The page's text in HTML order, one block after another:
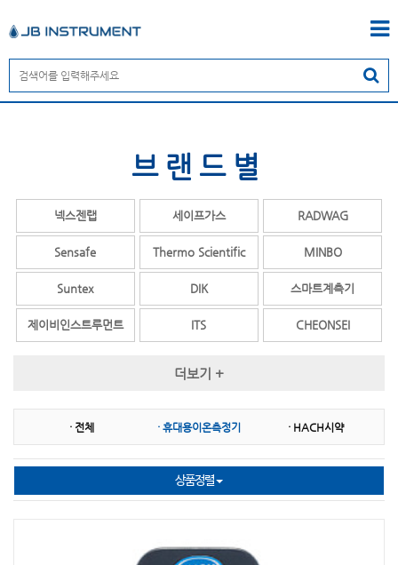
브랜드별
넥스젠랩 세이프가스 RADWAG
Sensafe Thermo Scientific MINBO
Suntex DIK 스마트계측기
제이비인스트루먼트 ITS CHEONSEI
TOA DKK HACH DEFELSKO
ISTEK AND SUPMEA
ATAGO
더보기 +
· 전체 · 휴대용이온측정기 · HACH시약
상품정렬